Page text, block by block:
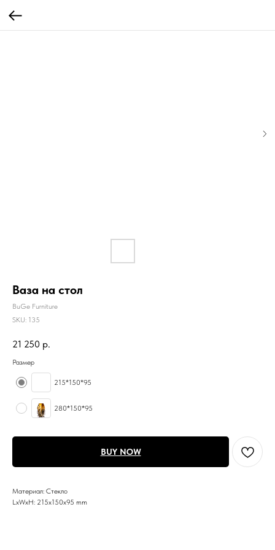
Ваза на стол
BuGe Furniture
SKU: 135
21 250 р.
Размер
215*150*95
280*150*95
BUY NOW
Материал: Стекло
LxWxH: 215x150x95 mm